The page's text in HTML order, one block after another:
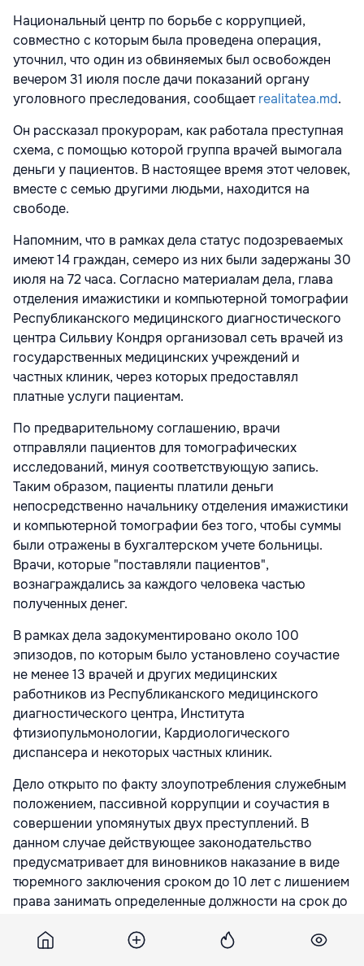
Национальный центр по борьбе с коррупцией,
совместно с которым была проведена операция,
уточнил, что один из обвиняемых был освобожден
вечером 31 июля после дачи показаний органу
уголовного преследования, сообщаетrealitatea.md.
Он рассказал прокурорам, как работала преступная
схема, с помощью которой группа врачей вымогала
деньги у пациентов. В настоящее время этот человек,
вместе с семью другими людьми, находится на
свободе.
Напомним, что в рамках дела статус подозреваемых
имеют 14 граждан, семеро из них были задержаны 30
июля на 72 часа. Согласно материалам дела, глава
отделения имажистики и компьютерной томографии
Республиканского медицинского диагностического
центра Сильвиу Кондря организовал сеть врачей из
государственных медицинских учреждений и
частных клиник, через которых предоставлял
платные услуги пациентам.
По предварительному соглашению, врачи
отправляли пациентов для томографических
исследований, минуя соответствующую запись.
Таким образом, пациенты платили деньги
непосредственно начальнику отделения имажистики
и компьютерной томографии без того, чтобы суммы
были отражены в бухгалтерском учете больницы.
Врачи, которые "поставляли пациентов",
вознаграждались за каждого человека частью
полученных денег.
В рамках дела задокументировано около 100
эпизодов, по которым было установлено соучастие
не менее 13 врачей и других медицинских
работников из Республиканского медицинского
диагностического центра, Института
фтизиопульмонологии, Кардиологического
диспансера и некоторых частных клиник.
Дело открыто по факту злоупотребления служебным
положением, пассивной коррупции и соучастия в
совершении упомянутых двух преступлений. В
данном случае действующее законодательство
предусматривает для виновников наказание в виде
тюремного заключения сроком до 10 лет с лишением
права занимать определенные должности на срок до